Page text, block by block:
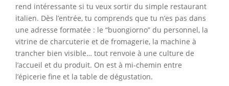
rend intéressante si tu veux sortir du simple restaurant
italien. Dès l’entrée, tu comprends que tu n’es pas dans
une adresse formatée : le “buongiorno” du personnel, la
vitrine de charcuterie et de fromagerie, la machine à
trancher bien visible… tout renvoie à une culture de
l’accueil et du produit. On est à mi-chemin entre
l’épicerie fine et la table de dégustation.